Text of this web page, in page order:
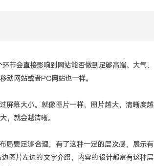
节会直接影响到网站能否做到足够高端、大气、
动网站或者PC网站也一样。
幕大小。就像图片一样，图片越大，清晰度越
，就会越清晰。
要足够合理，有了这种一定的层次感，展示有
图片左边的文字介绍，内容的设计都富有这种层